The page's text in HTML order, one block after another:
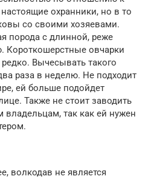
охранники, но в то
со своими хозяевами.
порода с длинной, реже
Короткошерстные овчарки
Вычесывать такого
раза в неделю. Не подходит
ей больше подойдет
Также не стоит заводить
так как ей нужен
волкодав не является